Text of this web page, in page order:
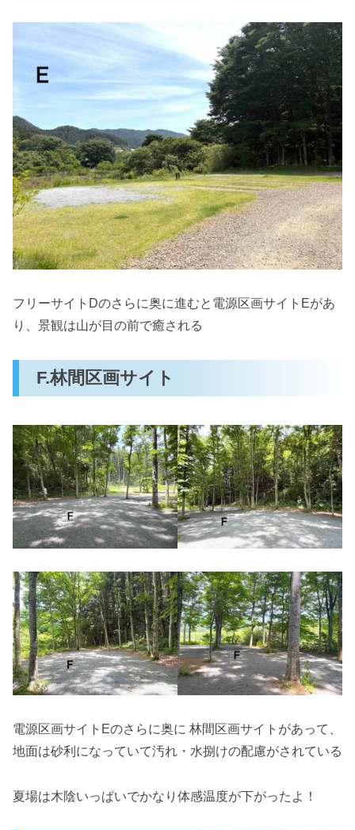
フリーサイトDのさらに奥に進むと電源区画サイトEがあ
り、景観は山が目の前で癒される
F.林間区画サイト
電源区画サイトEのさらに奥に 林間区画サイトがあって、
地面は砂利になっていて汚れ・水捌けの配慮がされている
夏場は木陰いっぱいでかなり体感温度が下がったよ！